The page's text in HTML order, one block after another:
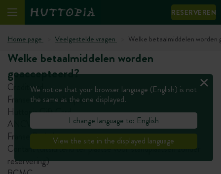
RESERVEREN
Home page Veelgestelde vragen Welke betaalmiddelen
Welke betaalmiddelen worden
geaccepteerd?
Creditcard
Franse vakantiecheques
Huttopia Gift Card
ANCV connect
Franse Bankcheque
Contant (uitsluitend ter plaatse voor standplaatsen zonder
reservering)
We notice that your browser language (English) is not
the same as the one displayed.
I change language to: English
View the site in the displayed language